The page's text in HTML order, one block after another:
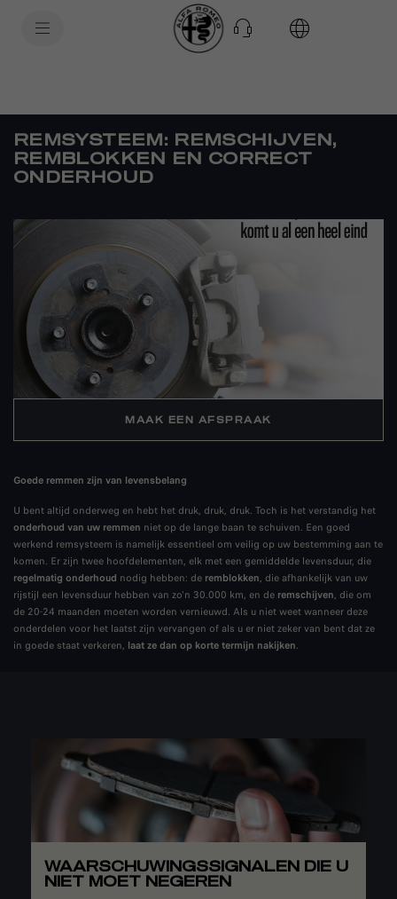
REMSYSTEEM: REMSCHIJVEN,
REMBLOKKEN EN CORRECT
ONDERHOUD
MAAK EEN AFSPRAAK
Goede remmen zijn van levensbelang
U bent altijd onderweg en hebt het druk, druk, druk. Toch is het verstandig het
onderhoud van uw remmen niet op de lange baan te schuiven. Een goed
werkend remsysteem is namelijk essentieel om veilig op uw bestemming aan te
komen. Er zijn twee hoofdelementen, elk met een gemiddelde levensduur, die
regelmatig onderhoud nodig hebben: de remblokken, die afhankelijk van uw
rijstijl een levensduur hebben van zo'n 30.000 km, en de remschijven, die om
de 20-24 maanden moeten worden vernieuwd. Als u niet weet wanneer deze
onderdelen voor het laatst zijn vervangen of als u er niet zeker van bent dat ze
in goede staat verkeren, laat ze dan op korte termijn nakijken.
WAARSCHUWINGSSIGNALEN DIE U
NIET MOET NEGEREN